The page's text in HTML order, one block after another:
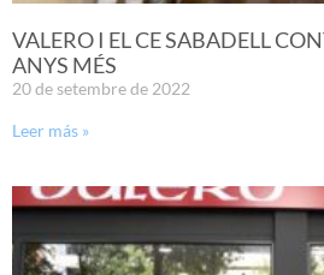
VALERO I EL CE SABADELL
ANYS MÉS
20 de setembre de 2022
Leer más »